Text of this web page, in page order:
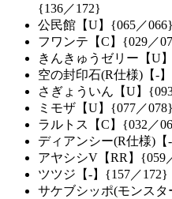
{136／172}
公民館【U】{065／066}
フワンテ【C】{029／
きんきゅうゼリー【U
空の封印石(R仕様)【-
さぎょういん【U】
ミモザ【U】{077／078}
ラルトス【C】{032／
ディアンシー(R仕様)【
アヤシシV【RR】{059
ツツジ【-】{157／172}
サケブシッポ(モンス